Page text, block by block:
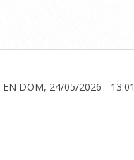
EN DOM, 24/05/2026 - 13:01